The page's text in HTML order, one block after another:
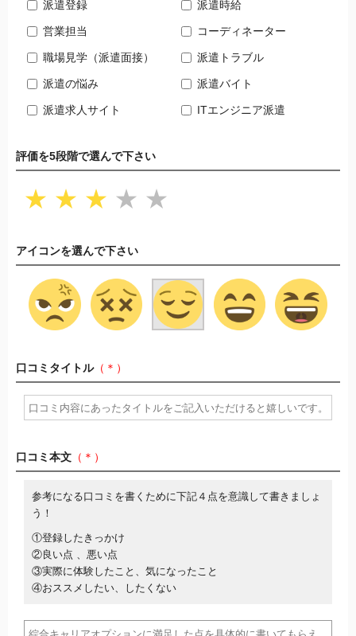
派遣登録 派遣時給
営業担当 コーディネーター
職場見学（派遣面接） 派遣トラブル
派遣の悩み 派遣バイト
派遣求人サイト ITエンジニア派遣
評価を5段階で選んで下さい
★ ★ ★ ★ ★
アイコンを選んで下さい
口コミタイトル（＊）
口コミ本文 （＊）
参考になる口コミを書くために下記４点を意識して書きましょ
う！
①登録したきっかけ
②良い点 、悪い点
③実際に体験したこと、気になったこと
④おススメしたい、したくない